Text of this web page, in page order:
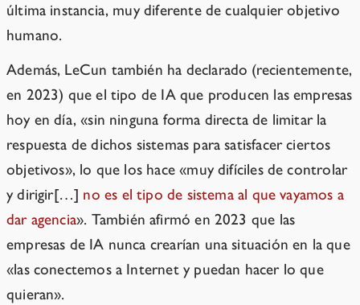
última instancia, muy diferente de cualquier objetivo
humano.
Además, LeCun también ha declarado (recientemente,
en 2023) que el tipo de IA que producen las empresas
hoy en día, «sin ninguna forma directa de limitar la
respuesta de dichos sistemas para satisfacer ciertos
objetivos», lo que los hace «muy difíciles de controlar
y dirigir[…] no es el tipo de sistema al que vayamos a
dar agencia». También afirmó en 2023 que las
empresas de IA nunca crearían una situación en la que
«las conectemos a Internet y puedan hacer lo que
quieran».